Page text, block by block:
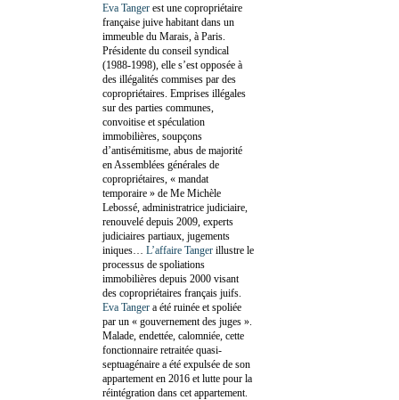
Eva Tanger est une copropriétaire
française juive habitant dans un
immeuble du Marais, à Paris.
Présidente du conseil syndical
(1988-1998), elle s’est opposée à
des illégalités commises par des
copropriétaires. Emprises illégales
sur des parties communes,
convoitise et spéculation
immobilières, soupçons
d’antisémitisme, abus de majorité
en Assemblées générales de
copropriétaires, « mandat
temporaire » de Me Michèle
Lebossé, administratrice judiciaire,
renouvelé depuis 2009, experts
judiciaires partiaux, jugements
iniques… L’affaire Tanger illustre le
processus de spoliations
immobilières depuis 2000 visant
des copropriétaires français juifs.
Eva Tanger a été ruinée et spoliée
par un « gouvernement des juges ».
Malade, endettée, calomniée, cette
fonctionnaire retraitée quasi-
septuagénaire a été expulsée de son
appartement en 2016 et lutte pour la
réintégration dans cet appartement.